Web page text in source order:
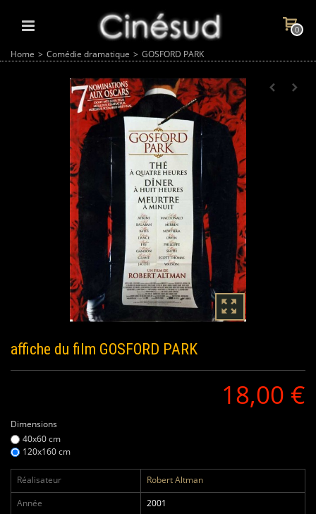
0
Home > Comédie dramatique > GOSFORD PARK
affiche du film GOSFORD PARK
18,00 €
Dimensions
40x60 cm
120x160 cm
Réalisateur
Robert Altman
Année
2001